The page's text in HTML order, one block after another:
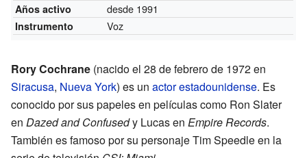
Años activo desde 1991
Instrumento Voz
Rory Cochrane (nacido el 28 de febrero de 1972 en
Siracusa, Nueva York) es un actorestadounidense. Es
conocido por sus papeles en películas como Ron Slater
en Dazed and Confusedy Lucas en Empire Records.
También es famoso por su personaje Tim Speedle en la